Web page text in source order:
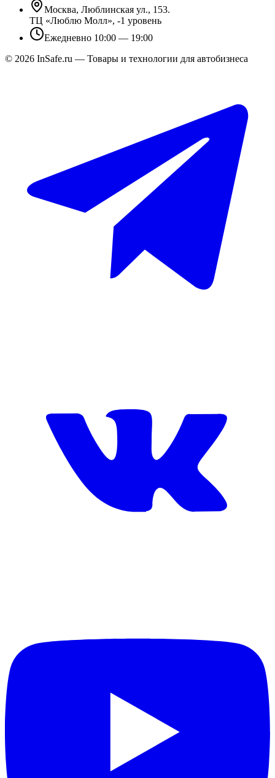
Москва, Люблинская ул., 153.
ТЦ «Люблю Молл», -1 уровень
Ежедневно 10:00 — 19:00
© 2026 InSafe.ru — Товары и технологии для автобизнеса